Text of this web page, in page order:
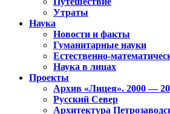
Утраты
Наука
Новости и факты
Гуманитарные науки
Естественно-
Наука в лицах
Проекты
Архив «Лицея». 2000 —
Русский Север
Архитектура